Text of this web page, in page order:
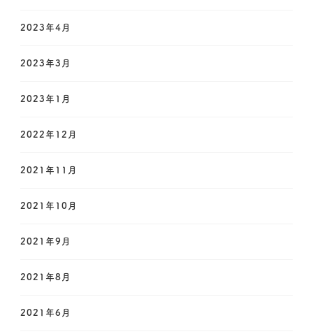
2023年4月
2023年3月
2023年1月
2022年12月
2021年11月
2021年10月
2021年9月
2021年8月
2021年6月